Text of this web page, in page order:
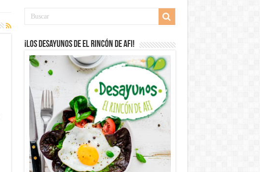
¡Los desayunos de El Rincón de Afi!